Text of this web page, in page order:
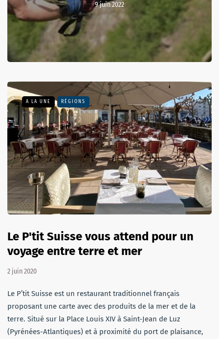
9 juin 2022
A LA UNE RÉGIONS
Le P'tit Suisse vous attend pour un
voyage entre terre et mer
2 juin 2020
Le P’tit Suisse est un restaurant traditionnel français
proposant une carte avec des produits de la mer et de la
terre. Situé sur la Place Louis XIV à Saint-Jean de Luz
(Pyrénées-Atlantiques) et à proximité du port de plaisance,